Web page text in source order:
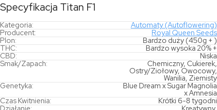
Specyfikacja Titan F1
Kategoria:
Automaty (Autoflowering)
Producent:
Royal Queen Seeds
Plon:
Bardzo duży (450g + )
THC:
Bardzo wysoka 20% +
CBD:
Niska
Smak/Zapach:
Chemiczny, Cukierek,
Ostry/Ziołowy, Owocowy,
Wanilia, Ziemisty
Genetyka:
Blue Dream x Sugar Magnolia
x Amnesia
Czas Kwitnienia:
Krótki 6-8 tygodni